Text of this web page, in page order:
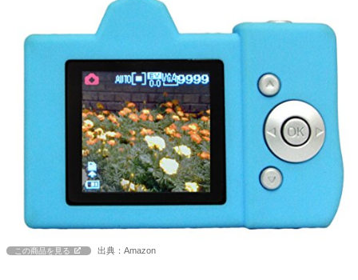
この商品を見る 出典：Amazon